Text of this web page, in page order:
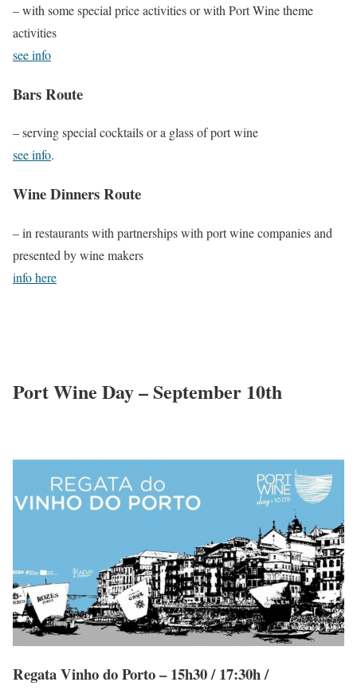
– with some special price activities or with Port Wine theme
activities
see info
Bars Route
– serving special cocktails or a glass of port wine
see info.
Wine Dinners Route
– in restaurants with partnerships with port wine companies and
presented by wine makers
info here
Port Wine Day – September 10th
Regata Vinho do Porto – 15h30 / 17:30h /